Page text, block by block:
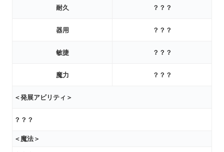
耐久 ？？？
器用 ？？？
敏捷 ？？？
魔力 ？？？
＜発展アビリティ＞
？？？
＜魔法＞